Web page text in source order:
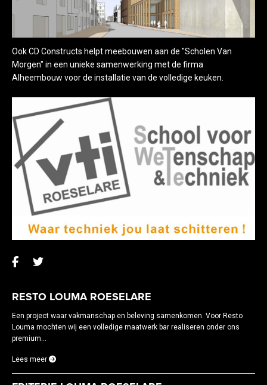
Ook CD Constructs helpt meebouwen aan de "Scholen Van
Morgen" in een unieke samenwerking met de firma
Alheembouw voor de installatie van de volledige keuken.
RESTO LOUMA ROESELARE
Een project waar vakmanschap en beleving samenkomen. Voor Resto
Louma mochten wij een volledige maatwerk bar realiseren onder ons
premium...
Lees meer